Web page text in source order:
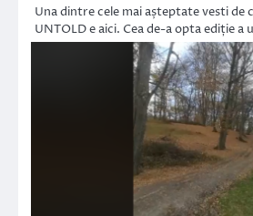
Una dintre cele mai așteptate vesti de
UNTOLD e aici. Cea de-a opta ediție a